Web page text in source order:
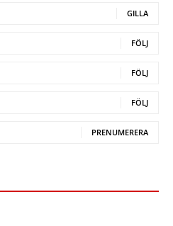
GILLA
FÖLJ
FÖLJ
FÖLJ
PRENUMERERA